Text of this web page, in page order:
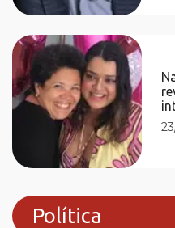
Política